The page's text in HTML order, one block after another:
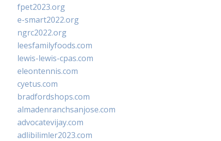
fpet2023.org
e-smart2022.org
ngrc2022.org
leesfamilyfoods.com
lewis-lewis-cpas.com
eleontennis.com
cyetus.com
bradfordshops.com
almadenranchsanjose.com
advocatevijay.com
adlibilimler2023.com